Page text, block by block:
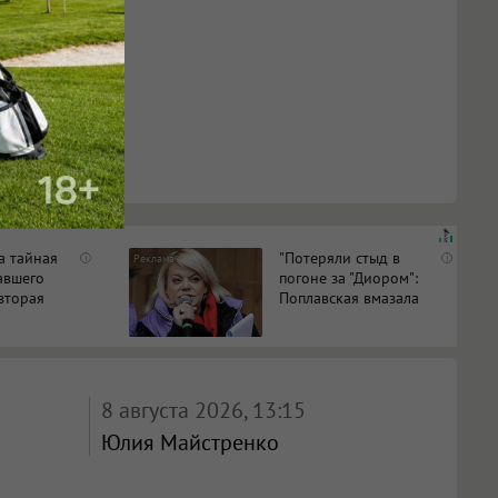
i
тайная
i
"Потеряли стыд в
погоне за "Диором":
Поплавская вмазала
8 августа 2026, 13:15
Юлия Майстренко